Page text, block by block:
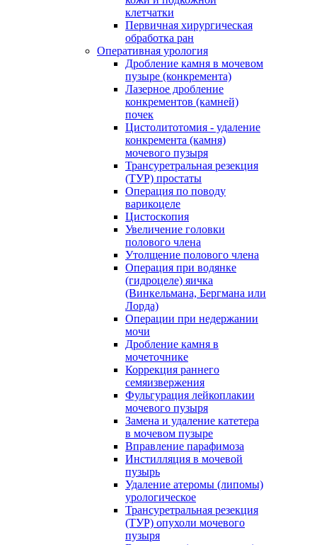
клетчатки
Первичная хирургическая
обработка ран
Оперативная урология
Дробление камня в мочевом
пузыре (конкремента)
Лазерное дробление
конкрементов (камней)
почек
Цистолитотомия - удаление
конкремента (камня)
мочевого пузыря
Трансуретральная резекция
(ТУР) простаты
Операция по поводу
варикоцеле
Цистоскопия
Увеличение головки
полового члена
Утолщение полового члена
Операция при водянке
(гидроцеле) яичка
(Винкельмана, Бергмана или
Лорда)
Операции при недержании
мочи
Дробление камня в
мочеточнике
Коррекция раннего
семяизвержения
Фульгурация лейкоплакии
мочевого пузыря
Замена и удаление катетера
в мочевом пузыре
Вправление парафимоза
Инстилляция в мочевой
пузырь
Удаление атеромы (липомы)
урологическое
Трансуретральная резекция
(ТУР) опухоли мочевого
пузыря